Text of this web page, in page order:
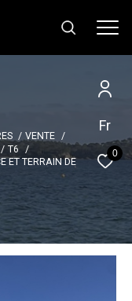
Fr
0
VENTE
T6
ET TERRAIN DE
à vos